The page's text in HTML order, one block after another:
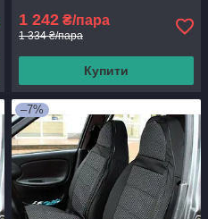
1 242 ₴/пара
1 334 ₴/пара
Купити
–7%